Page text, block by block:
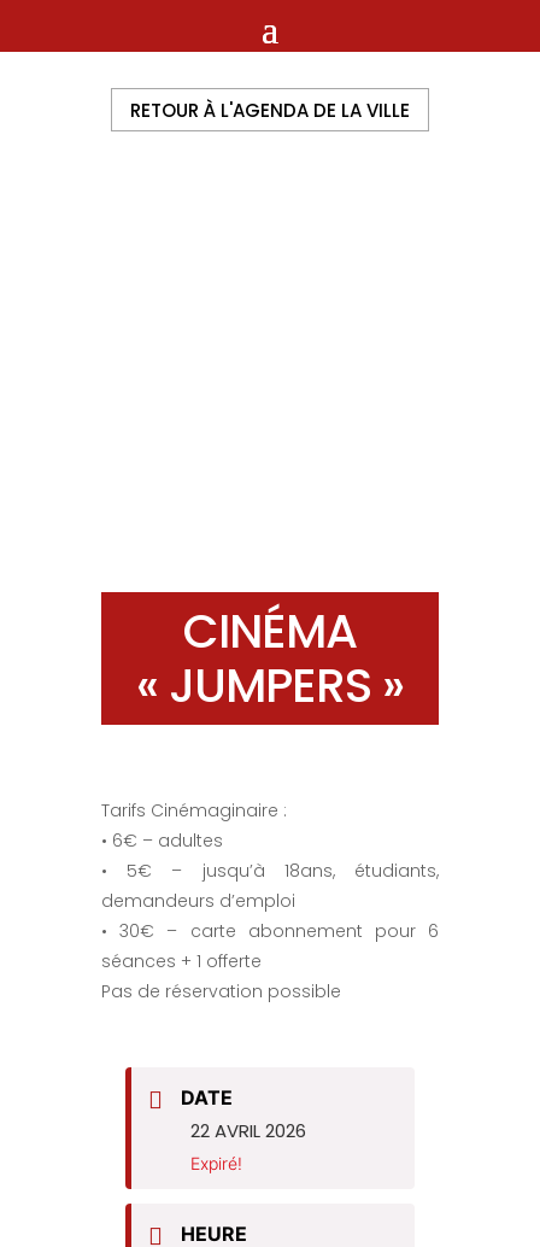
RETOUR À L'AGENDA DE LA VILLE
CINÉMA
« JUMPERS »
Tarifs Cinémaginaire :
• 6€ – adultes
• 5€ – jusqu’à 18ans, étudiants,
demandeurs d’emploi
• 30€ – carte abonnement pour 6
séances + 1 offerte
Pas de réservation possible
DATE
22 AVRIL 2026
Expiré!
HEURE